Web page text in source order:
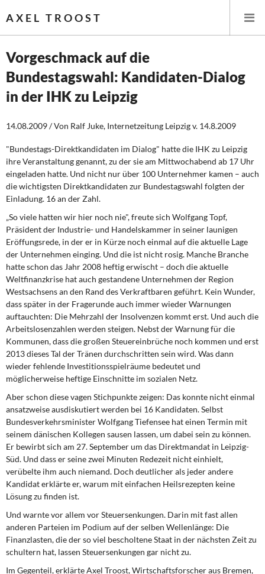
AXEL TROOST
Startseite
Wirtschaftspolitik
Steuer- und Finanzpolitik
Öffentliche Infrastruktur und Daseinsvorsorge
Eurokrise und Griechenland
DIE LINKE
Weitere Themen
Memo-Gruppe
Institut Solidarische Moderne
Rosa-Luxemburg-Stiftung
Über mich
Kontakt
Vorgeschmack auf die
Bundestagswahl: Kandidaten-Dialog
in der IHK zu Leipzig
14.08.2009 / Von Ralf Juke, Internetzeitung Leipzig v. 14.8.2009
"Bundestags-Direktkandidaten im Dialog" hatte die IHK zu Leipzig
ihre Veranstaltung genannt, zu der sie am Mittwochabend ab 17 Uhr
eingeladen hatte. Und nicht nur über 100 Unternehmer kamen – auch
die wichtigsten Direktkandidaten zur Bundestagswahl folgten der
Einladung. 16 an der Zahl.
„So viele hatten wir hier noch nie", freute sich Wolfgang Topf,
Präsident der Industrie- und Handelskammer in seiner launigen
Eröffungsrede, in der er in Kürze noch einmal auf die aktuelle Lage
der Unternehmen einging. Und die ist nicht rosig. Manche Branche
hatte schon das Jahr 2008 heftig erwischt – doch die aktuelle
Weltfinanzkrise hat auch gestandene Unternehmen der Region
Westsachsens an den Rand des Verkraftbaren geführt. Kein Wunder,
dass später in der Fragerunde auch immer wieder Warnungen
auftauchten: Die Mehrzahl der Insolvenzen kommt erst. Und auch die
Arbeitslosenzahlen werden steigen. Nebst der Warnung für die
Kommunen, dass die großen Steuereinbrüche noch kommen und erst
2013 dieses Tal der Tränen durchschritten sein wird. Was dann
wieder fehlende Investitionsspielräume bedeutet und
möglicherweise heftige Einschnitte im sozialen Netz.
Aber schon diese vagen Stichpunkte zeigen: Das konnte nicht einmal
ansatzweise ausdiskutiert werden bei 16 Kandidaten. Selbst
Bundesverkehrsminister Wolfgang Tiefensee hat einen Termin mit
seinem dänischen Kollegen sausen lassen, um dabei sein zu können.
Er bewirbt sich am 27. September um das Direktmandat in Leipzig-
Süd. Und dass er seine zwei Minuten Redezeit nicht einhielt,
verübelte ihm auch niemand. Doch deutlicher als jeder andere
Kandidat erklärte er, warum mit einfachen Heilsrezepten keine
Lösung zu finden ist.
Und warnte vor allem vor Steuersenkungen. Darin mit fast allen
anderen Parteien im Podium auf der selben Wellenlänge: Die
Finanzlasten, die der so viel bescholtene Staat in der nächsten Zeit zu
schultern hat, lassen Steuersenkungen gar nicht zu.
Im Gegenteil, erklärte Axel Troost, Wirtschaftsforscher aus Bremen,